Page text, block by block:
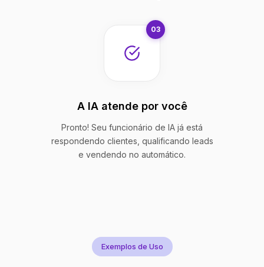
03
A IA atende por você
Pronto! Seu funcionário de IA já está
respondendo clientes, qualificando leads
e vendendo no automático.
Exemplos de Uso